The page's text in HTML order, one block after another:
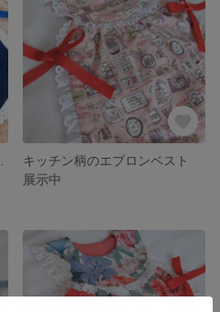
キッチン柄のエプロンベスト
展示中